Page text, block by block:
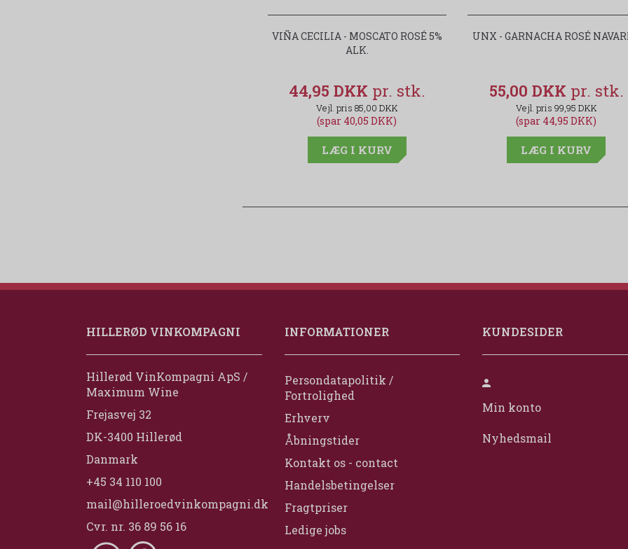
VIÑA CECILIA - MOSCATO ROSÉ 5%
ALK.
44,95 DKK
85,00 DKK
(spar 40,05 DKK)
LÆG I KURV
UNX - GARNACHA ROSÉ
55,00 DKK
99,95 DKK
(spar 44,95 DKK)
LÆG I KURV
HILLERØD VINKOMPAGNI
Hillerød VinKompagni ApS /
Maximum Wine
Frejasvej 32
DK-3400 Hillerød
Danmark
+45 34 110 100
mail@hilleroedvinkompagni.dk
Cvr. nr. 36 89 56 16
INFORMATIONER
Persondatapolitik /
Fortrolighed
Erhverv
Åbningstider
Kontakt os - contact
Handelsbetingelser
Fragtpriser
Ledige jobs
KUNDESIDER
Min konto
Nyhedsmail